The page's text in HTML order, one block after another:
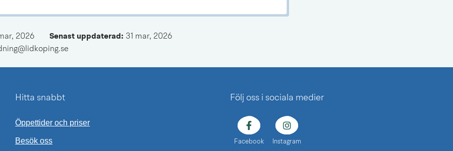
2026 Senast uppdaterad: 31 mar, 2026
Hitta snabbt
Öppettider och priser
Besök oss
Följ oss i sociala medier
Facebook Instagram